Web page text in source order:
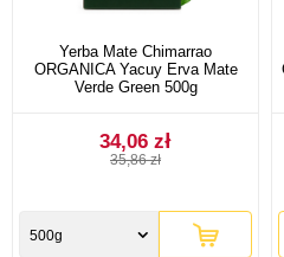
Yerba Mate Chimarrao
ORGANICA Yacuy Erva Mate
Verde Green 500g
34,06 zł
35,86 zł
500g